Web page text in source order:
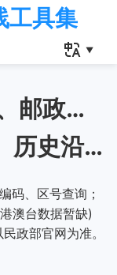
具集
沙湾区 行政区划代码、邮政编码、区号查询
史沿革
码、区号查询；
澳台数据暂缺)
政部官网为准。